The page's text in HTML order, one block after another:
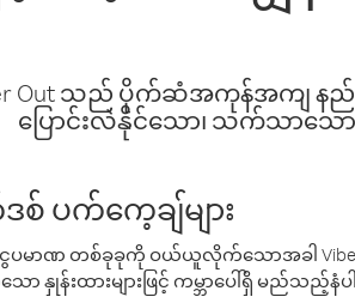
Out သည် ပိုက်ဆံအကုန်အကျ နည်း
ပြောင်းလဲနိုင်သော၊ သက်သာသေ
စ် ပက်ကေ့ချ်များ
ပမာဏ တစ်ခုခုကို ဝယ်ယူလိုက်သောအခါ
ာ နှုန်းထားများဖြင့် ကမ္ဘာပေါ်ရှိ မည်သည့်